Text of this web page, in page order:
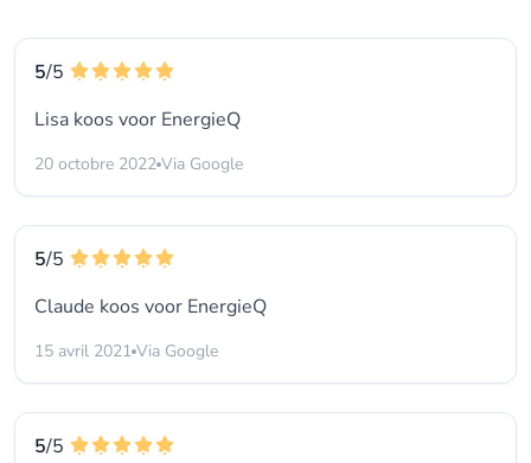
5/5
Lisa koos voor EnergieQ
20 octobre 2022 Via Google
5/5
Claude koos voor EnergieQ
15 avril 2021 Via Google
5/5